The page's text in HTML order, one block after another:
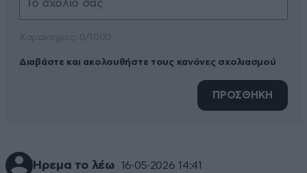
Διαβάστε και ακολουθήστε τους κανόνες σχολιασμού
ΠΡΟΣΘΗΚΗ
Ήρεμα το λέω 16·05·2026 14:41